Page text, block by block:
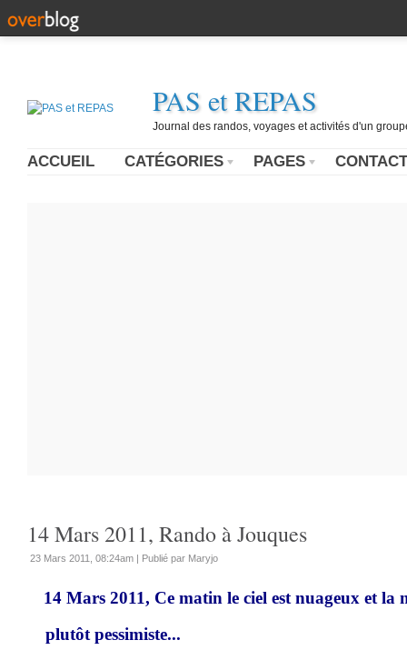
PAS et REPAS
Journal des randos, voyages et activités d'un
ACCUEIL CATÉGORIES PAGES CONTACT
14 Mars 2011, Rando à Jouques
23 Mars 2011, 08:24am | Publié par Maryjo
14 Mars 2011, Ce matin le ciel est nuageux et la
plutôt pessimiste...